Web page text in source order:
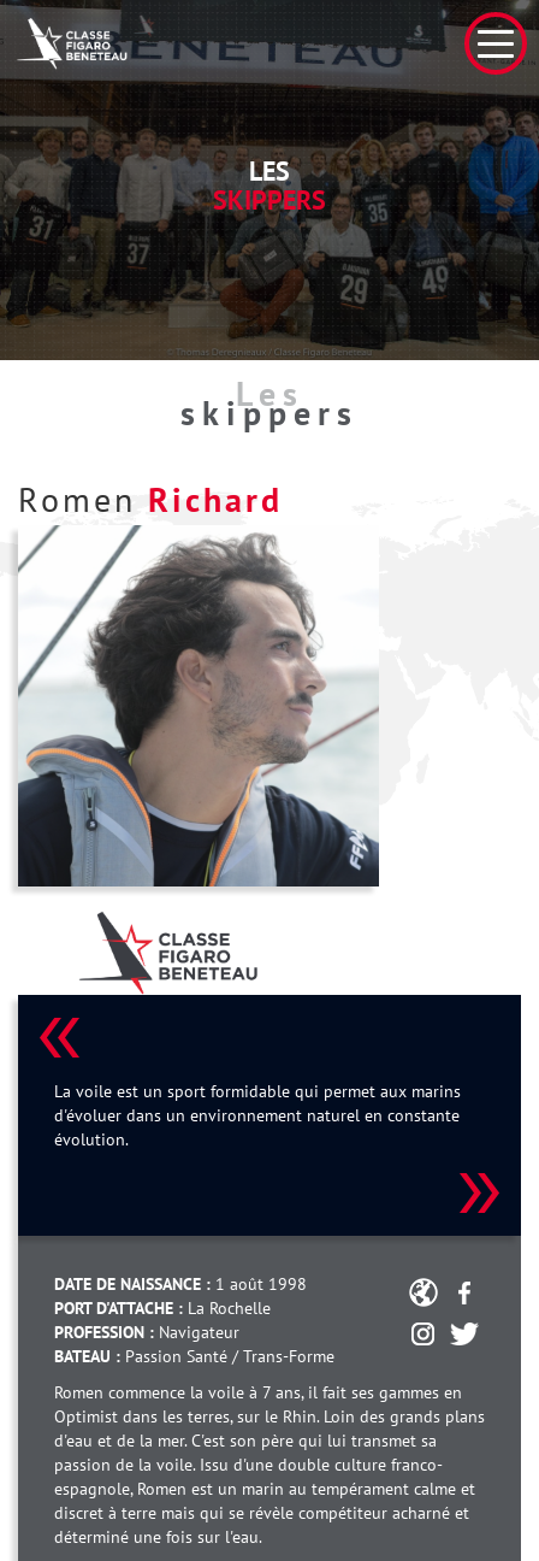
LES
SKIPPERS
Les
skippers
Romen Richard
La voile est un sport formidable qui permet aux marins
d'évoluer dans un environnement naturel en constante
évolution.
DATE DE NAISSANCE : 1 août 1998
PORT D'ATTACHE : La Rochelle
PROFESSION : Navigateur
BATEAU : Passion Santé / Trans-Forme
Romen commence la voile à 7 ans, il fait ses gammes en
Optimist dans les terres, sur le Rhin. Loin des grands plans
d'eau et de la mer. C'est son père qui lui transmet sa
passion de la voile. Issu d'une double culture franco-
espagnole, Romen est un marin au tempérament calme et
discret à terre mais qui se révèle compétiteur acharné et
déterminé une fois sur l'eau.